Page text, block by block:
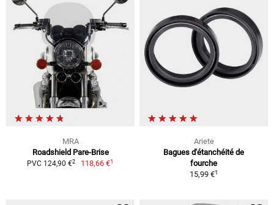
MRA
Roadshield Pare-Brise
PVC 124,90 €2 118,66 €1
Ariete
Bagues d'étanchéité de
fourche
15,99 €1